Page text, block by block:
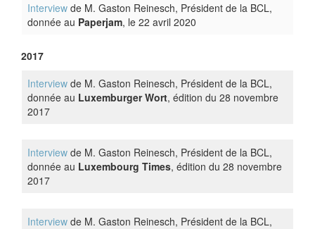
Interview de M. Gaston Reinesch, Président de la BCL,
donnée au Paperjam, le 22 avril 2020
2017
Interview de M. Gaston Reinesch, Président de la BCL,
donnée au Luxemburger Wort, édition du 28 novembre
2017
Interview de M. Gaston Reinesch, Président de la BCL,
donnée au Luxembourg Times, édition du 28 novembre
2017
Interview de M. Gaston Reinesch, Président de la BCL,